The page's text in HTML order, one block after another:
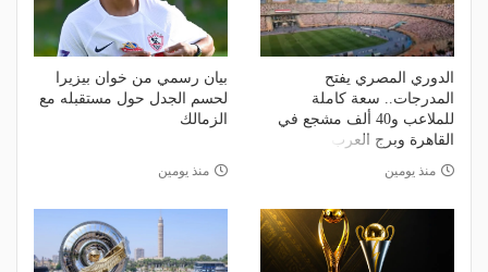
الدوري المصري يفتح
المدرجات.. سعة كاملة
للملاعب و40 ألف مشجع في
القاهرة وبرج العرب
منذ يومين
بيان رسمي من خوان بيزيرا
لحسم الجدل حول مستقبله مع
الزمالك
منذ يومين